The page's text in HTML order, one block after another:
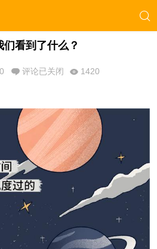
看到了什么？
0 评论已关闭 1420